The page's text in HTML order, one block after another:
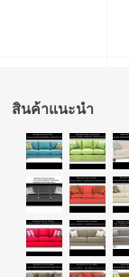
สินค้าแนะนำ